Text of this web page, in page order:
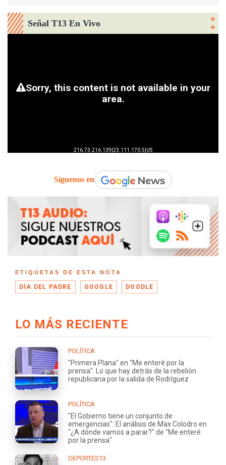
Señal T13 En Vivo
Síguenos en
ETIQUETAS DE ESTA NOTA
DÍA DEL PADRE GOOGLE DOODLE
LO MÁS RECIENTE
POLÍTICA
"Primera Plana" en "Me enteré por la
prensa": Lo que hay detrás de la rebelión
republicana por la salida de Rodríguez
POLÍTICA
"El Gobierno tiene un conjunto de
emergencias": El análisis de Max Colodro en
"¿A dónde vamos a parar?" de "Me enteré
por la prensa"
DEPORTES13